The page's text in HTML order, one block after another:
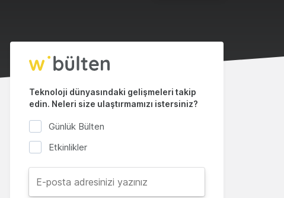
Teknoloji dünyasındaki gelişmeleri takip
edin. Neleri size ulaştırmamızı istersiniz?
Günlük Bülten
Etkinlikler